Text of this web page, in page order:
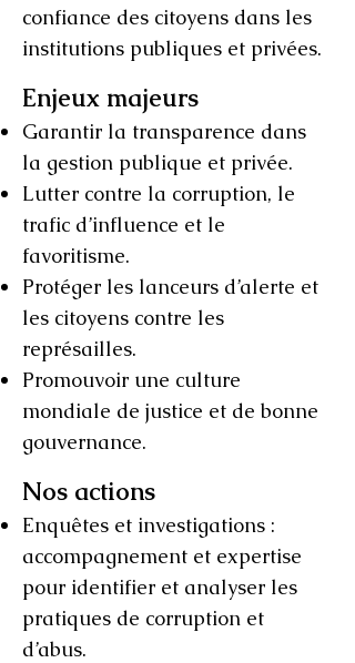
confiance des citoyens dans les
institutions publiques et privées.
Enjeux majeurs
Garantir la transparence dans
la gestion publique et privée.
Lutter contre la corruption, le
trafic d’influence et le
favoritisme.
Protéger les lanceurs d’alerte et
les citoyens contre les
représailles.
Promouvoir une culture
mondiale de justice et de bonne
gouvernance.
Nos actions
Enquêtes et investigations :
accompagnement et expertise
pour identifier et analyser les
pratiques de corruption et
d’abus.